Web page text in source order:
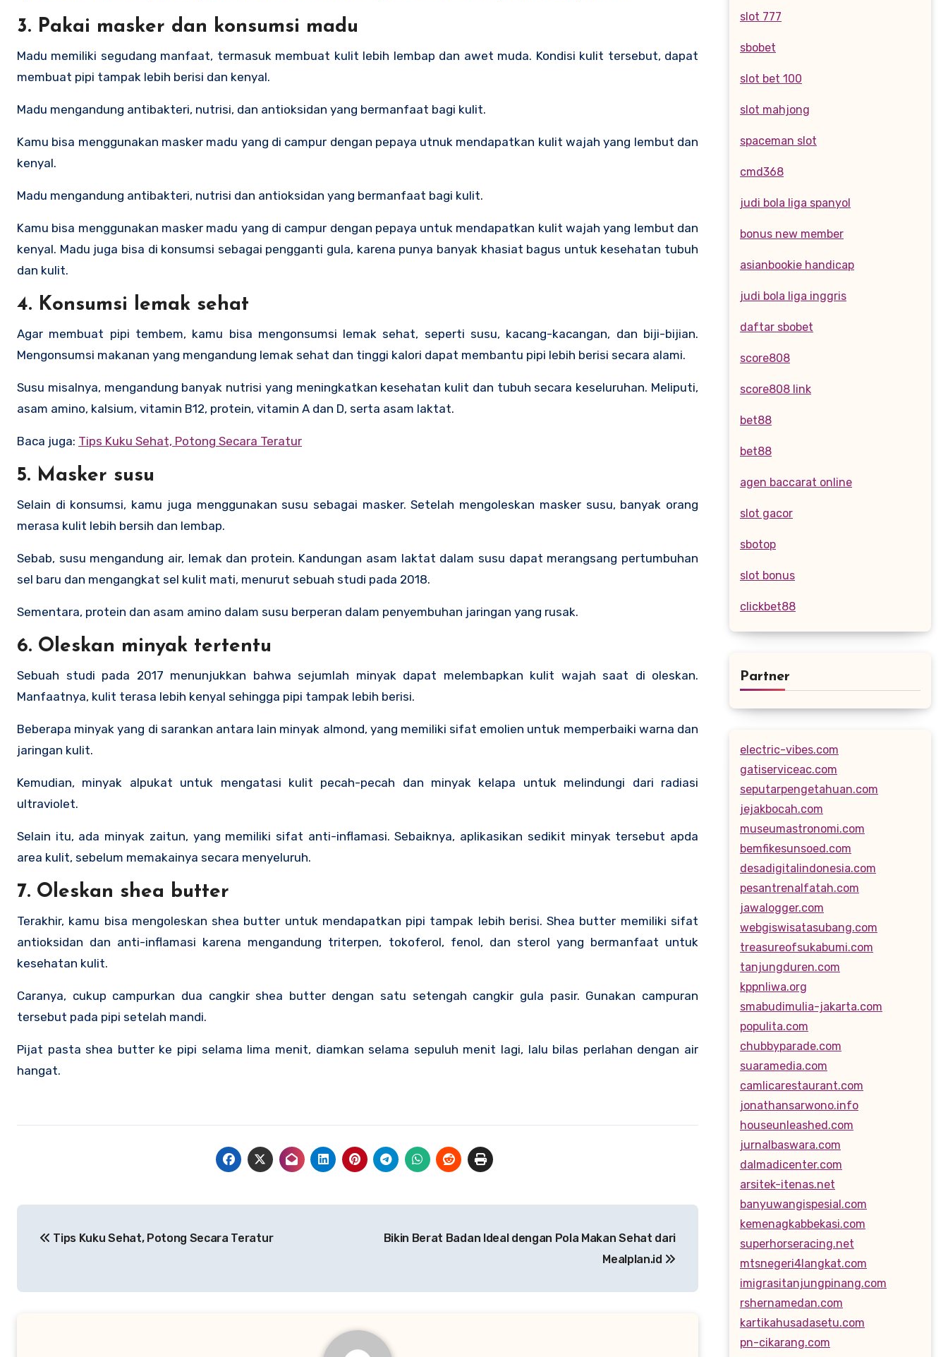
3. Pakai masker dan konsumsi madu
Madu memiliki segudang manfaat, termasuk membuat kulit lebih lembap dan awet muda. Kondisi kulit tersebut, dapat
membuat pipi tampak lebih berisi dan kenyal.
Madu mengandung antibakteri, nutrisi, dan antioksidan yang bermanfaat bagi kulit.
Kamu bisa menggunakan masker madu yang di campur dengan pepaya utnuk mendapatkan kulit wajah yang lembut dan
kenyal.
Madu mengandung antibakteri, nutrisi dan antioksidan yang bermanfaat bagi kulit.
Kamu bisa menggunakan masker madu yang di campur dengan pepaya untuk mendapatkan kulit wajah yang lembut dan
kenyal. Madu juga bisa di konsumsi sebagai pengganti gula, karena punya banyak khasiat bagus untuk kesehatan tubuh
dan kulit.
4. Konsumsi lemak sehat
Agar membuat pipi tembem, kamu bisa mengonsumsi lemak sehat, seperti susu, kacang-kacangan, dan biji-bijian.
Mengonsumsi makanan yang mengandung lemak sehat dan tinggi kalori dapat membantu pipi lebih berisi secara alami.
Susu misalnya, mengandung banyak nutrisi yang meningkatkan kesehatan kulit dan tubuh secara keseluruhan. Meliputi,
asam amino, kalsium, vitamin B12, protein, vitamin A dan D, serta asam laktat.
Baca juga: Tips Kuku Sehat, Potong Secara Teratur
5. Masker susu
Selain di konsumsi, kamu juga menggunakan susu sebagai masker. Setelah mengoleskan masker susu, banyak orang
merasa kulit lebih bersih dan lembap.
Sebab, susu mengandung air, lemak dan protein. Kandungan asam laktat dalam susu dapat merangsang pertumbuhan
sel baru dan mengangkat sel kulit mati, menurut sebuah studi pada 2018.
Sementara, protein dan asam amino dalam susu berperan dalam penyembuhan jaringan yang rusak.
6. Oleskan minyak tertentu
Sebuah studi pada 2017 menunjukkan bahwa sejumlah minyak dapat melembapkan kulit wajah saat di oleskan.
Manfaatnya, kulit terasa lebih kenyal sehingga pipi tampak lebih berisi.
Beberapa minyak yang di sarankan antara lain minyak almond, yang memiliki sifat emolien untuk memperbaiki warna dan
jaringan kulit.
Kemudian, minyak alpukat untuk mengatasi kulit pecah-pecah dan minyak kelapa untuk melindungi dari radiasi
ultraviolet.
Selain itu, ada minyak zaitun, yang memiliki sifat anti-inflamasi. Sebaiknya, aplikasikan sedikit minyak tersebut apda
area kulit, sebelum memakainya secara menyeluruh.
7. Oleskan shea butter
Terakhir, kamu bisa mengoleskan shea butter untuk mendapatkan pipi tampak lebih berisi. Shea butter memiliki sifat
antioksidan dan anti-inflamasi karena mengandung triterpen, tokoferol, fenol, dan sterol yang bermanfaat untuk
kesehatan kulit.
Caranya, cukup campurkan dua cangkir shea butter dengan satu setengah cangkir gula pasir. Gunakan campuran
tersebut pada pipi setelah mandi.
Pijat pasta shea butter ke pipi selama lima menit, diamkan selama sepuluh menit lagi, lalu bilas perlahan dengan air
hangat.
pos Tips Kuku Sehat, Potong Secara Teratur
Bikin Berat Badan Ideal dengan Pola Makan Sehat dari
Mealplan.id
slot 777
sbobet
slot bet 100
slot mahjong
spaceman slot
cmd368
judi bola liga spanyol
bonus new member
asianbookie handicap
judi bola liga inggris
daftar sbobet
score808
score808 link
bet88
bet88
agen baccarat online
slot gacor
sbotop
slot bonus
clickbet88
Partner
electric-vibes.com
gatiserviceac.com
seputarpengetahuan.com
jejakbocah.com
museumastronomi.com
bemfikesunsoed.com
desadigitalindonesia.com
pesantrenalfatah.com
jawalogger.com
webgiswisatasubang.com
treasureofsukabumi.com
tanjungduren.com
kppnliwa.org
smabudimulia-jakarta.com
populita.com
chubbyparade.com
suaramedia.com
camlicarestaurant.com
jonathansarwono.info
houseunleashed.com
jurnalbaswara.com
dalmadicenter.com
arsitek-itenas.net
banyuwangispesial.com
kemenagkabbekasi.com
superhorseracing.net
mtsnegeri4langkat.com
imigrasitanjungpinang.com
rshernamedan.com
kartikahusadasetu.com
pn-cikarang.com